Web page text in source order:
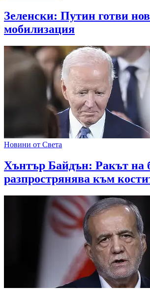
Зеленски: Путин готви
мобилизация
Новини от Света
Хънтър Байдън: Ракът на
разпрострянява към